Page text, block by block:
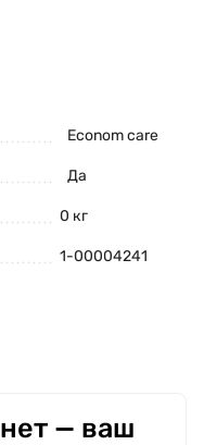
Econom care
Да
0 кг
1-00004241
— ваш